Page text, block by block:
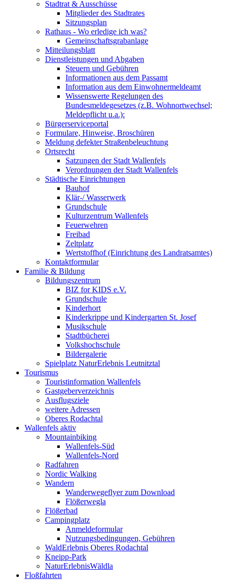
Stadtrat & Ausschüsse
Mitglieder des Stadtrates
Sitzungsplan
Rathaus - Wo erledige ich was?
Gemeinschaftsgrabanlage
Mitteilungsblatt
Dienstleistungen und Abgaben
Steuern und Gebühren
Informationen aus dem Passamt
Information aus dem Einwohnermeldeamt
Wissenswerte Regelungen des
Bundesmeldegesetzes (z.B. Wohnortwechsel;
Meldepflicht u.a.):
Bürgerserviceportal
Formulare, Hinweise, Broschüren
Meldung defekter Straßenbeleuchtung
Ortsrecht
Satzungen der Stadt Wallenfels
Verordnungen der Stadt Wallenfels
Städtische Einrichtungen
Bauhof
Klär-/ Wasserwerk
Grundschule
Kulturzentrum Wallenfels
Feuerwehren
Freibad
Zeltplatz
Wertstoffhof (Einrichtung des Landratsamtes)
Kontaktformular
Familie & Bildung
Bildungszentrum
BIZ for KIDS e.V.
Grundschule
Kinderhort
Kinderkrippe und Kindergarten St. Josef
Musikschule
Stadtbücherei
Volkshochschule
Bildergalerie
Spielplatz NaturErlebnis Leutnitztal
Tourismus
Touristinformation Wallenfels
Gastgeberverzeichnis
Ausflugsziele
weitere Adressen
Oberes Rodachtal
Wallenfels aktiv
Mountainbiking
Wallenfels-Süd
Wallenfels-Nord
Radfahren
Nordic Walking
Wandern
Wanderwegeflyer zum Download
Flößerwegla
Flößerbad
Campingplatz
Anmeldeformular
Nutzungsbedingungen, Gebühren
WaldErlebnis Oberes Rodachtal
Kneipp-Park
NaturErlebnisWäldla
Floßfahrten